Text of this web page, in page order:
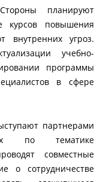
планируют
курсов повышения
угроз.
учебно-
программы
в сфере
партнерами
по тематике
совместные
о сотрудничестве